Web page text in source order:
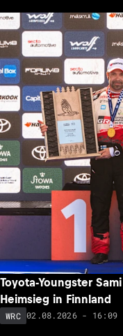
Toyota-Youngster
Heimsieg in Finnland
WRC 02.08.2026 - 16:09